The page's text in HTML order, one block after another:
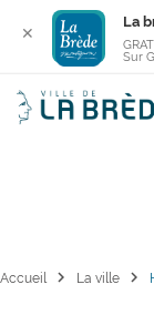
Accueil chevron_right La ville chevron_right
✕
La
Sur